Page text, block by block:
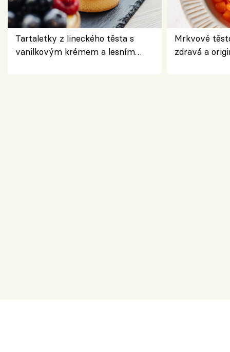
Tartaletky z lineckého těsta s
vanilkovým krémem a lesním
Mrkvové
zdravá a